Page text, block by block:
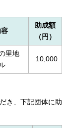
助成額
（円）
里地
10,000
き、下記団体に助